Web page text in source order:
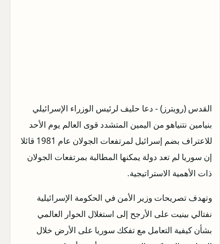
القدس (رويترز) - دعا حليف لرئيس الوزراء الإسرائيلي
بنيامين نتنياهو من اليمين المتشدد قوى العالم يوم الأحد
للاعتراف بضم إسرائيل لمرتفعات الجولان عام 1981 قائلا
إن سوريا لم تعد دولة يمكنها المطالبة بمرتفعات الجولان
ذات الأهمية الاستراتيجية.
وتهدف تصريحات وزير الأمن في الحكومة الإسرائيلية
نفتالي بينيت على الأرجح إلى استغلال الحوار العالمي
بشأن كيفية التعامل مع تفكك سوريا على الأرض خلال